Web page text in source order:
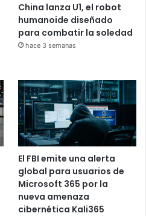
China lanza U1, el robot
humanoide diseñado
para combatir la soledad
hace 3 semanas
El FBI emite una alerta
global para usuarios de
Microsoft 365 por la
nueva amenaza
cibernética Kali365